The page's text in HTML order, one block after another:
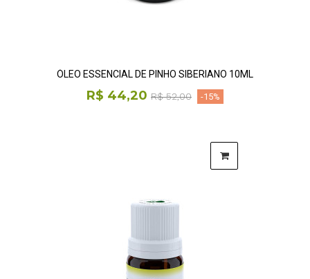
ÓLEO ESSENCIAL DE PINHO SIBERIANO 10ML
R$ 44,20 R$ 52,00 -15%